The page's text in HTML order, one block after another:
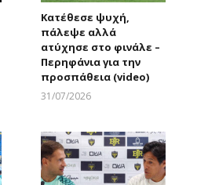
Κατέθεσε ψυχή,
πάλεψε αλλά
ατύχησε στο φινάλε –
Περηφάνια για την
προσπάθεια (video)
31/07/2026